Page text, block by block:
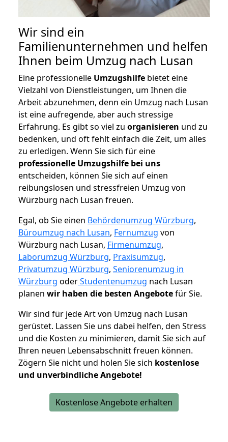
Wir sind ein
Familienunternehmen und helfen
Ihnen beim Umzug nach Lusan
Eine professionelle Umzugshilfe bietet eine
Vielzahl von Dienstleistungen, um Ihnen die
Arbeit abzunehmen, denn ein Umzug nach Lusan
ist eine aufregende, aber auch stressige
Erfahrung. Es gibt so viel zu organisieren und zu
bedenken, und oft fehlt einfach die Zeit, um alles
zu erledigen. Wenn Sie sich für eine
professionelle Umzugshilfe bei uns
entscheiden, können Sie sich auf einen
reibungslosen und stressfreien Umzug von
Würzburg nach Lusan freuen.
Egal, ob Sie einen Behördenumzug Würzburg,
Büroumzug nach Lusan, Fernumzug von
Würzburg nach Lusan, Firmenumzug,
Laborumzug Würzburg, Praxisumzug,
Privatumzug Würzburg, Seniorenumzug in
Würzburg oderStudentenumzug nach Lusan
planen wir haben die besten Angebotefür Sie.
Wir sind für jede Art von Umzug nach Lusan
gerüstet. Lassen Sie uns dabei helfen, den Stress
und die Kosten zu minimieren, damit Sie sich auf
Ihren neuen Lebensabschnitt freuen können.
Zögern Sie nicht und holen Sie sich kostenlose
und unverbindliche Angebote!
Kostenlose Angebote erhalten